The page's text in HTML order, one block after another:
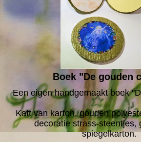
Boek "De gouden
Een eigen handgemaakt boek
Kaft van karton, gouden
decoratie strass-steentjes,
spiegelkarton.